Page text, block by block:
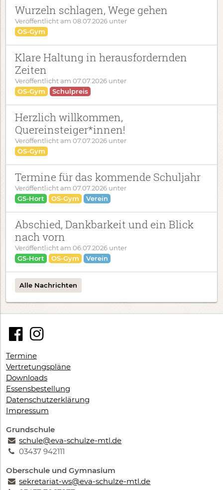
Wurzeln schlagen, Wege gehen
Veröffentlicht am 08.07.2026 unter
OS-Gym
Klare Haltung in herausfordernden
Zeiten
Veröffentlicht am 07.07.2026 unter
OS-Gym
Schulpreis
Herzlich willkommen,
Quereinsteiger*innen!
Veröffentlicht am 07.07.2026 unter
OS-Gym
Termine für das kommende Schuljahr
Veröffentlicht am 07.07.2026 unter
GS-Hort
OS-Gym Verein
Abschied, Dankbarkeit und ein Blick
nach vorn
Veröffentlicht am 06.07.2026 unter
GS-Hort
OS-Gym Verein
Alle Nachrichten
Termine
Vertretungspläne
Downloads
Essensbestellung
Datenschutzerklärung
Impressum
Grundschule
schule@eva-schulze-mtl.de
03437 942111
Oberschule und Gymnasium
sekretariat-ws@eva-schulze-mtl.de